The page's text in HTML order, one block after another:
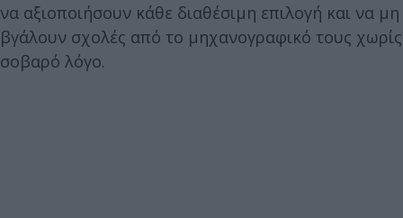
να αξιοποιήσουν κάθε διαθέσιμη επιλογή και να μη
βγάλουν σχολές από το μηχανογραφικό τους χωρίς
σοβαρό λόγο.